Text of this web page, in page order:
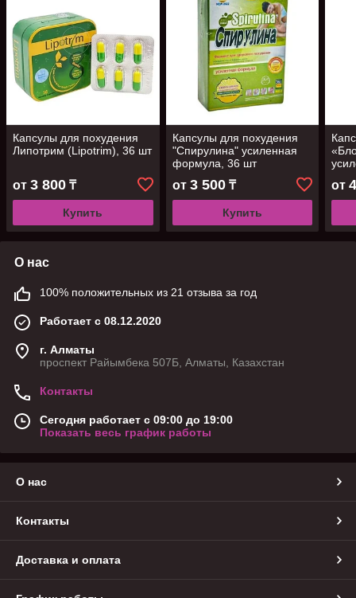
Капсулы для похудения
Липотрим (Lipotrim), 36 шт
от 3 800 ₸
Купить
Капсулы для похудения
"Спирулина" усиленная
формула, 36 шт
от 3 500₸
Купить
от
О нас
100% положительных из 21 отзыва за год
Работает с 08.12.2020
г. Алматы
проспект Райымбека 507Б, Алматы, Казахстан
Контакты
Сегодня работает с 09:00 до 19:00
Показать весь график работы
О нас
Контакты
Доставка и оплата